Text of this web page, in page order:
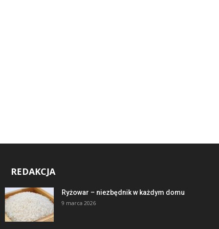
REDAKCJA
Ryżowar – niezbędnik w każdym domu
9 marca 2026